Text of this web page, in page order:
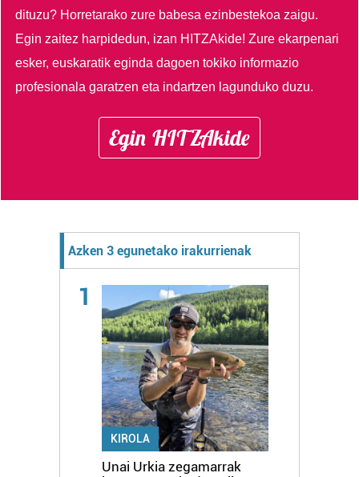
dituzu? Horretarako zure babesa ezinbestekoa zaigu.
Egin zaitez harpidedun, izan HITZAkide!Zure ekarpenari
esker, euskaratik eginda dagoen tokiko informazio
profesionala garatzen eta indartzen lagunduko duzu.
Egin HITZAkide
Azken 3 egunetako irakurrienak
1
KIROLA
Unai Urkia zegamarrak